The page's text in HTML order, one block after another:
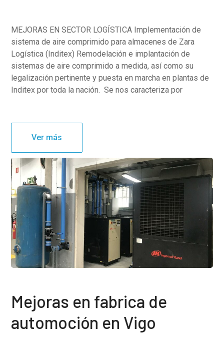
MEJORAS EN SECTOR LOGÍSTICA Implementación de
sistema de aire comprimido para almacenes de Zara
Logística (Inditex) Remodelación e implantación de
sistemas de aire comprimido a medida, así como su
legalización pertinente y puesta en marcha en plantas de
Inditex por toda la nación. Se nos caracteriza por
Ver más
Mejoras en fabrica de
automoción en Vigo